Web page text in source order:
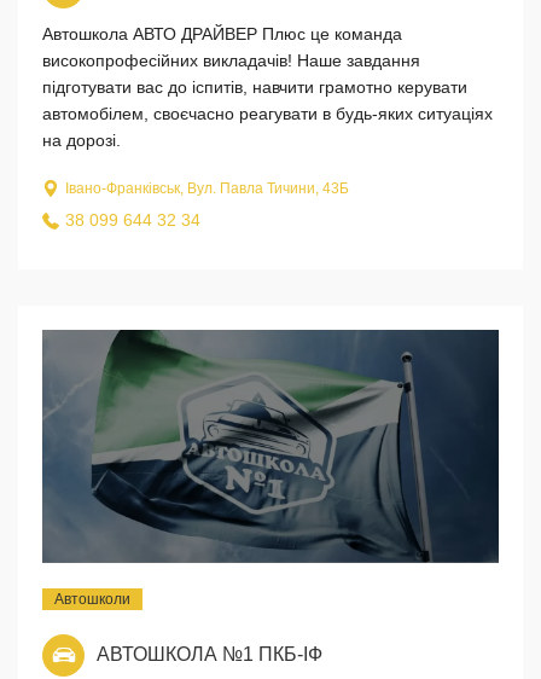
Автошкола АВТО ДРАЙВЕР Плюс це команда
високопрофесійних викладачів! Наше завдання
підготувати вас до іспитів, навчити грамотно керувати
автомобілем, своєчасно реагувати в будь-яких ситуаціях
на дорозі.
Івано-Франківськ, Вул. Павла Тичини, 43Б
38 099 644 32 34
Автошколи
АВТОШКОЛА №1 ПКБ-ІФ